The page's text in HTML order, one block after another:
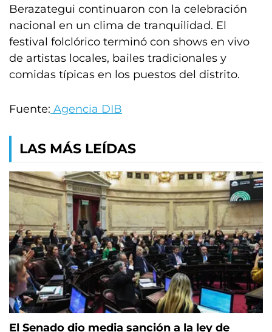
Berazategui continuaron con la celebración
nacional en un clima de tranquilidad. El
festival folclórico terminó con shows en vivo
de artistas locales, bailes tradicionales y
comidas típicas en los puestos del distrito.
Fuente: Agencia DIB
LAS MÁS LEÍDAS
El Senado dio media sanción a la ley de